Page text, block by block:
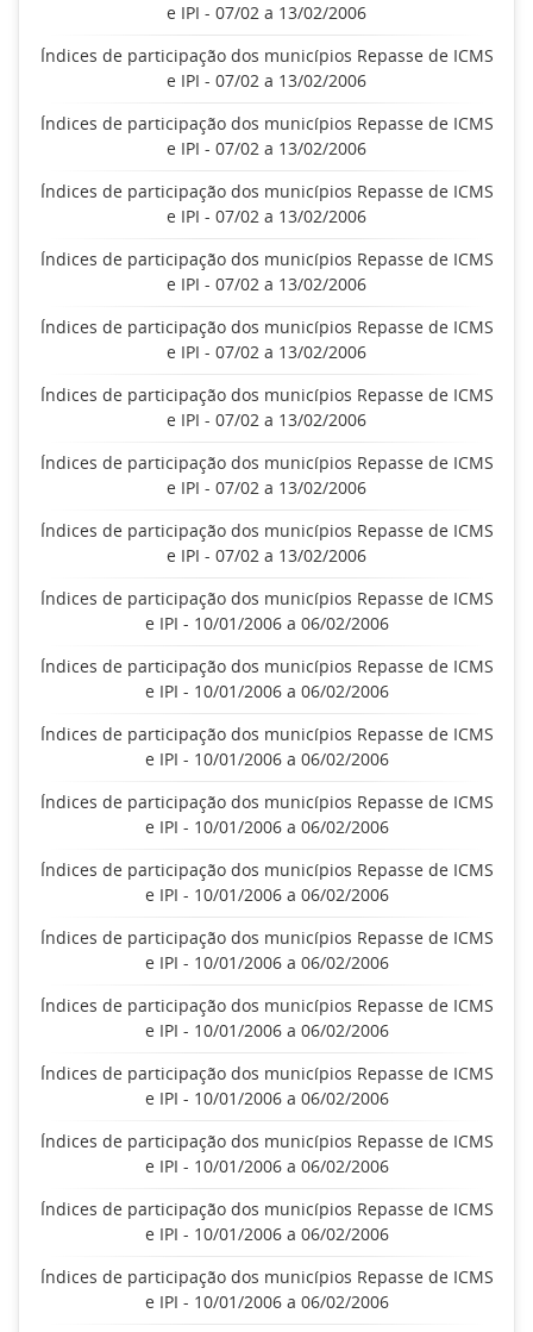
e IPI - 07/02 a 13/02/2006
Índices de participação dos municípios Repasse de ICMS
e IPI - 07/02 a 13/02/2006
Índices de participação dos municípios Repasse de ICMS
e IPI - 07/02 a 13/02/2006
Índices de participação dos municípios Repasse de ICMS
e IPI - 07/02 a 13/02/2006
Índices de participação dos municípios Repasse de ICMS
e IPI - 07/02 a 13/02/2006
Índices de participação dos municípios Repasse de ICMS
e IPI - 07/02 a 13/02/2006
Índices de participação dos municípios Repasse de ICMS
e IPI - 07/02 a 13/02/2006
Índices de participação dos municípios Repasse de ICMS
e IPI - 07/02 a 13/02/2006
Índices de participação dos municípios Repasse de ICMS
e IPI - 07/02 a 13/02/2006
Índices de participação dos municípios Repasse de ICMS
e IPI - 10/01/2006 a 06/02/2006
Índices de participação dos municípios Repasse de ICMS
e IPI - 10/01/2006 a 06/02/2006
Índices de participação dos municípios Repasse de ICMS
e IPI - 10/01/2006 a 06/02/2006
Índices de participação dos municípios Repasse de ICMS
e IPI - 10/01/2006 a 06/02/2006
Índices de participação dos municípios Repasse de ICMS
e IPI - 10/01/2006 a 06/02/2006
Índices de participação dos municípios Repasse de ICMS
e IPI - 10/01/2006 a 06/02/2006
Índices de participação dos municípios Repasse de ICMS
e IPI - 10/01/2006 a 06/02/2006
Índices de participação dos municípios Repasse de ICMS
e IPI - 10/01/2006 a 06/02/2006
Índices de participação dos municípios Repasse de ICMS
e IPI - 10/01/2006 a 06/02/2006
Índices de participação dos municípios Repasse de ICMS
e IPI - 10/01/2006 a 06/02/2006
Índices de participação dos municípios Repasse de ICMS
e IPI - 10/01/2006 a 06/02/2006